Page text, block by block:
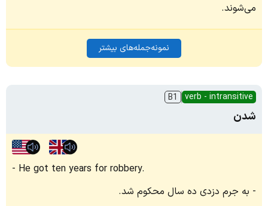
می‌شوند.
نمونه‌جمله‌های بیشتر
verb - intransitive
B1
شدن
He got ten years for robbery.
به جرم دزدی ده سال محکوم شد.